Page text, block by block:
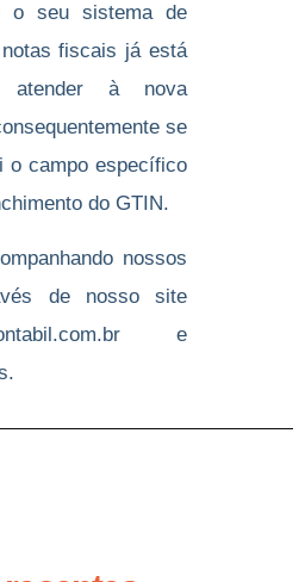
o seu sistema de
fiscais já está
atender à nova
se
o campo específico
do GTIN.
nossos
de nosso site
e